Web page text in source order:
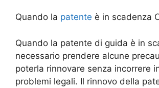
Quando la patente è in scadenza
Quando la patente di guida è in
necessario prendere alcune
poterla rinnovare senza incorrere
problemi legali. Il rinnovo della